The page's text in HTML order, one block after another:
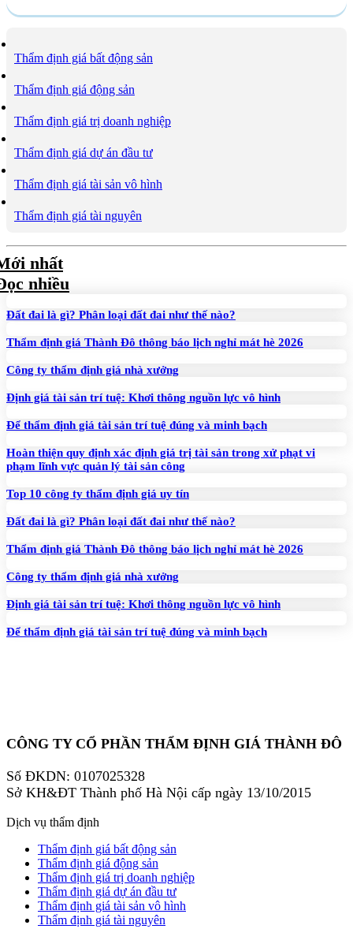
Thẩm định giá bất động sản
Thẩm định giá động sản
Thẩm định giá trị doanh nghiệp
Thẩm định giá dự án đầu tư
Thẩm định giá tài sản vô hình
Thẩm định giá tài nguyên
nhất
nhiều
Đất đai là gì? Phân loại đất đai như thế nào?
Thẩm định giá Thành Đô thông báo lịch nghỉ mát hè 2026
Công ty thẩm định giá nhà xưởng
Định giá tài sản trí tuệ: Khơi thông nguồn lực vô hình
Để thẩm định giá tài sản trí tuệ đúng và minh bạch
Hoàn thiện quy định xác định giá trị tài sản trong xử phạt vi
phạm lĩnh vực quản lý tài sản công
Top 10 công ty thẩm định giá uy tín
Đất đai là gì? Phân loại đất đai như thế nào?
Thẩm định giá Thành Đô thông báo lịch nghỉ mát hè 2026
Công ty thẩm định giá nhà xưởng
Định giá tài sản trí tuệ: Khơi thông nguồn lực vô hình
Để thẩm định giá tài sản trí tuệ đúng và minh bạch
CÔNG TY CỔ PHẦN THẨM ĐỊNH GIÁ THÀNH ĐÔ
Số ĐKDN: 0107025328
Sở KH&ĐT Thành phố Hà Nội cấp ngày 13/10/2015
Dịch vụ thẩm định
Thẩm định giá bất động sản
Thẩm định giá động sản
Thẩm định giá trị doanh nghiệp
Thẩm định giá dự án đầu tư
Thẩm định giá tài sản vô hình
Thẩm định giá tài nguyên